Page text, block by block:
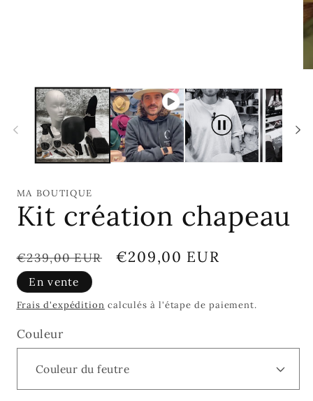
MA BOUTIQUE
Kit création chapeau
Prix
habituel
€239,00 EUR
Prix
€209,00 EUR
En vente
Frais d'expédition calculés à l'étape de paiement.
Couleur